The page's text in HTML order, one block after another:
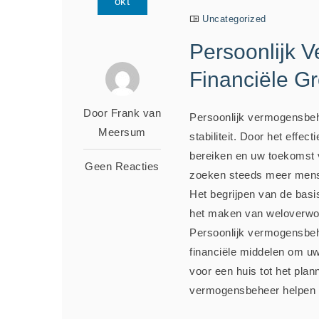
Door Frank van
Meersum
Geen Reacties
Uncategorized
Persoonlijk
Financiële
Persoonlijk
stabiliteit. Door het
bereiken en uw
zoeken steeds meer
Het begrijpen van de
het maken van
Persoonlijk
financiële middelen om
voor een huis tot het
vermogensbeheer